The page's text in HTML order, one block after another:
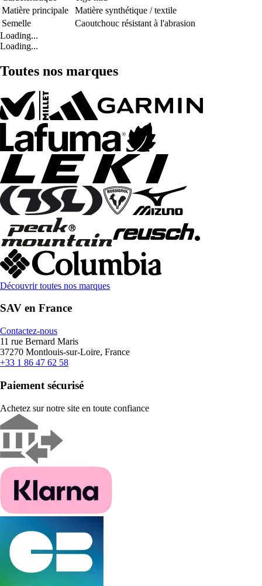
Matière principale
Matière synthétique / textile
Semelle
Caoutchouc résistant à l'abrasion
Loading...
Loading...
Toutes nos marques
Découvrir toutes nos marques
SAV en France
Contactez-nous
11 rue Bernard Maris
37270 Montlouis-sur-Loire, France
+33 1 86 47 62 58
Paiement sécurisé
Achetez sur notre site en toute confiance